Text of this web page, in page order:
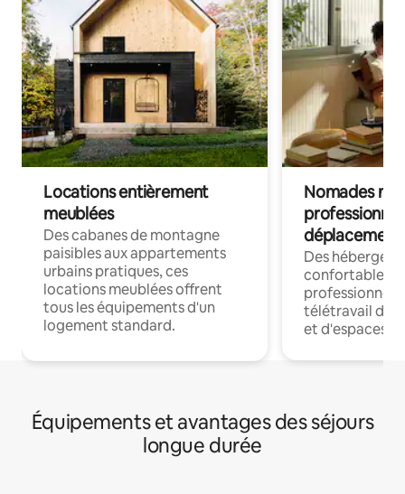
Locations entièrement
meublées
Des cabanes de montagne
paisibles aux appartements
urbains pratiques, ces
locations meublées offrent
tous les équipements d'un
logement standard.
Nomades
déplacement
Des
confortables
professionnels
télétravail
et d'espaces
Équipements et avantages des séjours
longue durée